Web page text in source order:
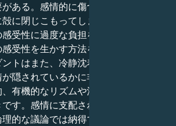
ある。感情的に傷つきやすく、自分
に閉じこもってしまう人もいます。
受性に過度な負担をかけないように
受性を生かす方法を見つけることで
トはまた、冷静沈着な外見の下に、
隠されているかに非常に驚くことが
有機的なリズムや流れに従って生き
す。感情に支配される蟹座アセンダ
的な議論では納得できない。